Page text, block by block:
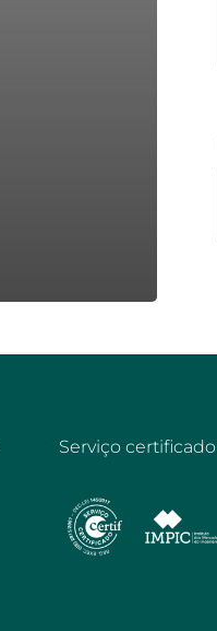
Serviço certificado